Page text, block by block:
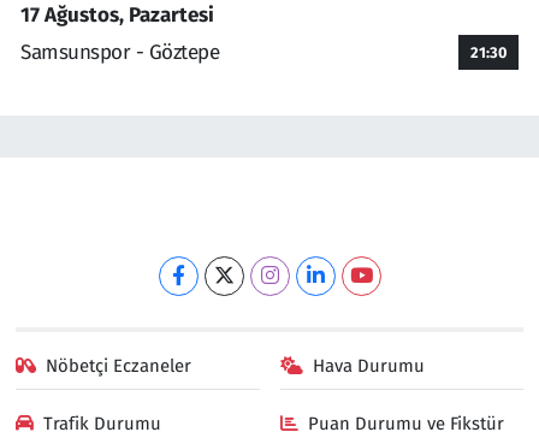
17 Ağustos, Pazartesi
Samsunspor - Göztepe
21:30
Nöbetçi Eczaneler Hava Durumu
Trafik Durumu Puan Durumu ve Fikstür